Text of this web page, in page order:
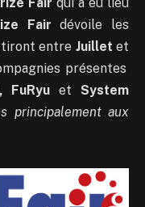
Fair dévoile les
entre Juilletet
présentes
FuRyuet System
principalement aux